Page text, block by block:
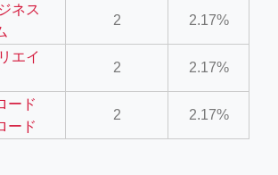
ネス
2 2.17%
エイ
2 2.17%
ード
ード
2 2.17%